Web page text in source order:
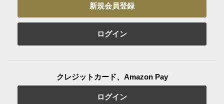
新規会員登録
ログイン
クレジットカード、Amazon Pay
ログイン